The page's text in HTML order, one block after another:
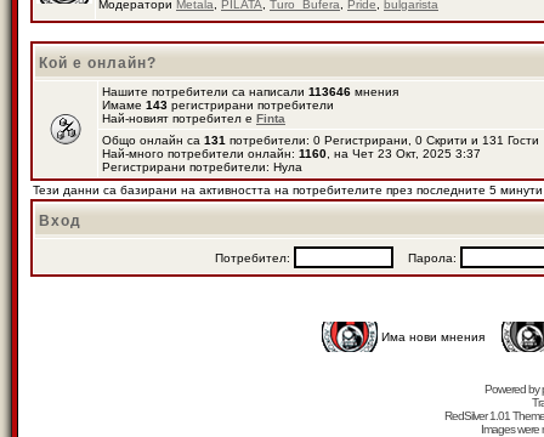
Модератори Metala PILATA Turo_Bufera Pride bulgarista
Кой е онлайн?
Нашите потребители са написали 113646 мнения
Имаме 143 регистрирани потребители
Най-новият потребител е Finta
Общо онлайн са 131 потребители: 0 Регистрирани, 0 Скрити и 131
Най-много потребители онлайн: 1160 , на Чет 23 Окт, 2025 3:37
Регистрирани потребители: Нула
Тези данни са базирани на активността на потребителите през последните 5 минути
Вход
Потребител: Парола:
Има нови мнения
Powered by
RedSilver 1.01
Images were